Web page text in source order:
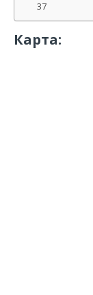
37
Карта: